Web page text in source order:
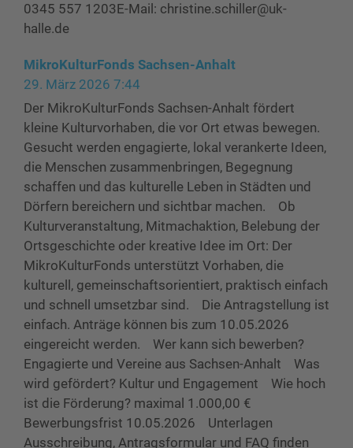
0345 557 1203E-Mail: christine.schiller@uk-
halle.de
MikroKulturFonds Sachsen-Anhalt
29. März 2026 7:44
Der MikroKulturFonds Sachsen-Anhalt fördert
kleine Kulturvorhaben, die vor Ort etwas bewegen.
Gesucht werden engagierte, lokal verankerte Ideen,
die Menschen zusammenbringen, Begegnung
schaffen und das kulturelle Leben in Städten und
Dörfern bereichern und sichtbar machen. Ob
Kulturveranstaltung, Mitmachaktion, Belebung der
Ortsgeschichte oder kreative Idee im Ort: Der
MikroKulturFonds unterstützt Vorhaben, die
kulturell, gemeinschaftsorientiert, praktisch einfach
und schnell umsetzbar sind. Die Antragstellung ist
einfach. Anträge können bis zum 10.05.2026
eingereicht werden. Wer kann sich bewerben?
Engagierte und Vereine aus Sachsen-Anhalt Was
wird gefördert? Kultur und Engagement Wie hoch
ist die Förderung? maximal 1.000,00 €
Bewerbungsfrist 10.05.2026 Unterlagen
Ausschreibung, Antragsformular und FAQ finden